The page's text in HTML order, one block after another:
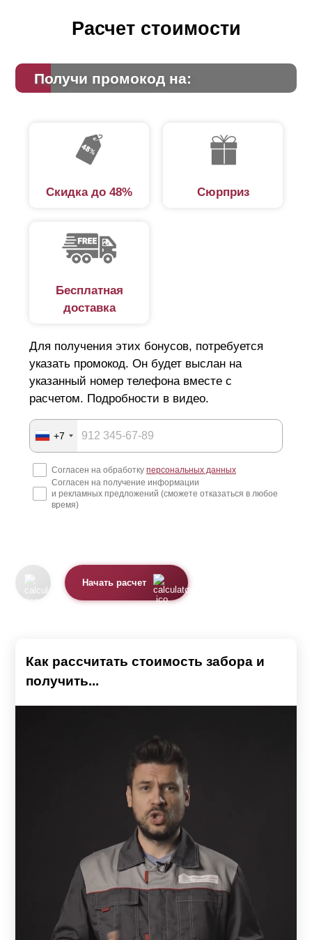
Расчет стоимости
Получи промокод на:
Скидка до 48% Сюрприз
Бесплатная
доставка
Для получения этих бонусов, потребуется
указать промокод. Он будет выслан на
указанный номер телефона вместе с
расчетом. Подробности в видео.
+7
Согласен на обработку персональных данных
Согласен на получение информации
и рекламных предложений (сможете отказаться в любое
время)
Начать расчет
Как рассчитать стоимость забора и
получить...